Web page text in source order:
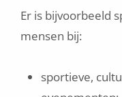
Er is bijvoorbeeld
mensen bij:
sportieve,